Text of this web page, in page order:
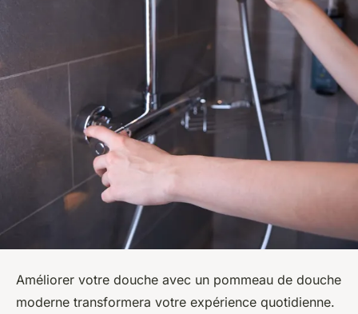
Améliorer votre douche avec un pommeau de douche
moderne transformera votre expérience quotidienne.